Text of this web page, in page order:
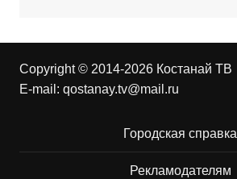
Copyright © 2014-2026 Костанай ТВ
E-mail: qostanay.tv@mail.ru
Городская справка
Рекламодателям